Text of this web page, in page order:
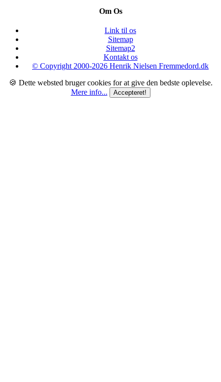
Om Os
Link til os
Sitemap
Sitemap2
Kontakt os
© Copyright 2000-2026 Henrik Nielsen Fremmedord.dk
🍪 Dette websted bruger cookies for at give den bedste oplevelse.
Mere info...
Accepteret!